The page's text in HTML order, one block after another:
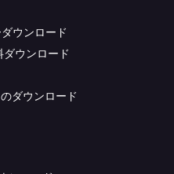
ウンロード
ウンロード
ダウンロード